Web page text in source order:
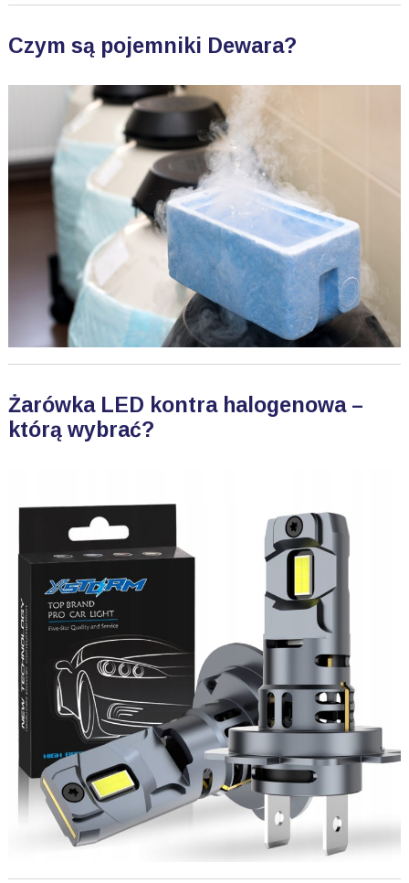
Czym są pojemniki Dewara?
Żarówka LED kontra halogenowa –
którą wybrać?